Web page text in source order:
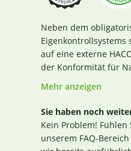
Neben dem
Eigenkontrollsystems
auf eine externe
der Konformität für Nahrungsergänzungsmittel /
Lebensmittel nach
Alimentarius und der
des Europäischen
Zertifikat finden Sie
für uns die
Produktqualität
Mehr anzeigen
Sie haben noch
Kein Problem!
unserem FAQ-